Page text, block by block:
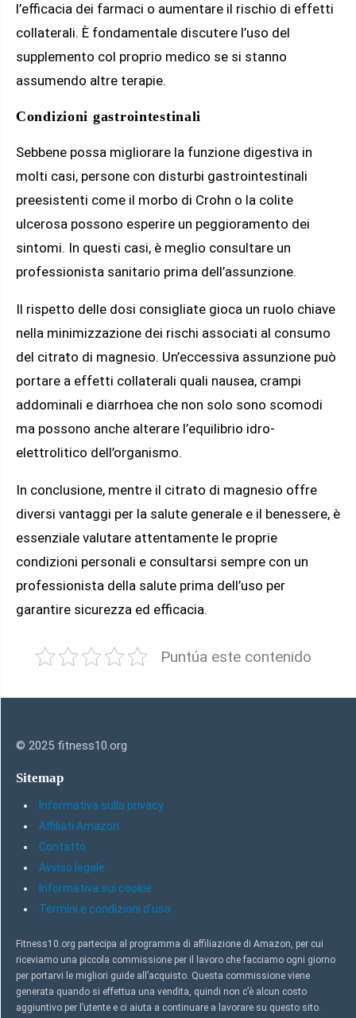
l’efficacia dei farmaci o aumentare il rischio di effetti
collaterali. È fondamentale discutere l’uso del
supplemento col proprio medico se si stanno
assumendo altre terapie.
Condizioni gastrointestinali
Sebbene possa migliorare la funzione digestiva in
molti casi, persone con disturbi gastrointestinali
preesistenti come il morbo di Crohn o la colite
ulcerosa possono esperire un peggioramento dei
sintomi. In questi casi, è meglio consultare un
professionista sanitario prima dell’assunzione.
Il rispetto delle dosi consigliate gioca un ruolo chiave
nella minimizzazione dei rischi associati al consumo
del citrato di magnesio. Un’eccessiva assunzione può
portare a effetti collaterali quali nausea, crampi
addominali e diarrhoea che non solo sono scomodi
ma possono anche alterare l’equilibrio idro-
elettrolitico dell’organismo.
In conclusione, mentre il citrato di magnesio offre
diversi vantaggi per la salute generale e il benessere, è
essenziale valutare attentamente le proprie
condizioni personali e consultarsi sempre con un
professionista della salute prima dell’uso per
garantire sicurezza ed efficacia.
Puntúa este contenido
© 2025 fitness10.org
Sitemap
Informativa sulla privacy
Affiliati Amazon
Contatto
Avviso legale
Informativa sui cookie
Termini e condizioni d’uso
Fitness10.org partecipa al programma di affiliazione di Amazon, per cui
riceviamo una piccola commissione per il lavoro che facciamo ogni giorno
per portarvi le migliori guide all’acquisto. Questa commissione viene
generata quando si effettua una vendita, quindi non c’è alcun costo
aggiuntivo per l’utente e ci aiuta a continuare a lavorare su questo sito.